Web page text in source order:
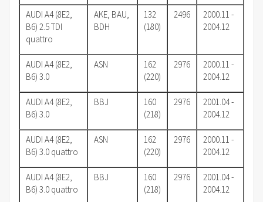
AUDI A4 (8E2,
B6) 2.5 TDI
quattro
AKE, BAU,
BDH
132
(180)
2496
2000.11 -
2004.12
AUDI A4 (8E2,
B6) 3.0
ASN
162
(220)
2976
2000.11 -
2004.12
AUDI A4 (8E2,
B6) 3.0
BBJ
160
(218)
2976
2001.04 -
2004.12
AUDI A4 (8E2,
B6) 3.0 quattro
ASN
162
(220)
2976
2000.11 -
2004.12
AUDI A4 (8E2,
B6) 3.0 quattro
BBJ
160
(218)
2976
2001.04 -
2004.12